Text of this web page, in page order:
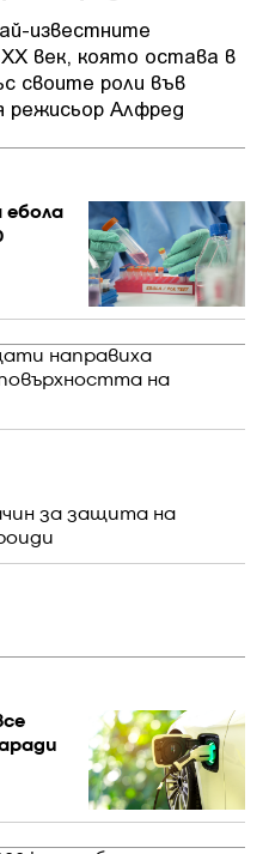
известните
век, която остава в
своите роли във
режисьор Алфред
ебола
направиха
на
за защита на